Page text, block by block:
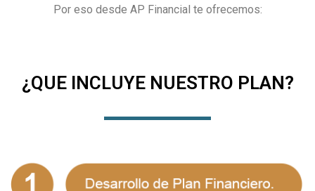
Por eso desde AP Financial te ofrecemos:
¿QUE INCLUYE NUESTRO PLAN?